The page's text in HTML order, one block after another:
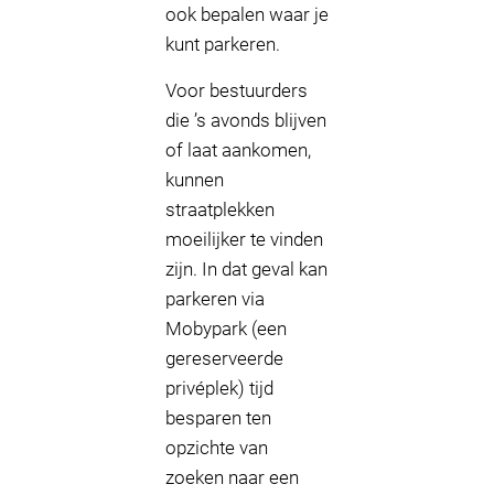
ook bepalen waar je
kunt parkeren.
Voor bestuurders
die ’s avonds blijven
of laat aankomen,
kunnen
straatplekken
moeilijker te vinden
zijn. In dat geval kan
parkeren via
Mobypark (een
gereserveerde
privéplek) tijd
besparen ten
opzichte van
zoeken naar een